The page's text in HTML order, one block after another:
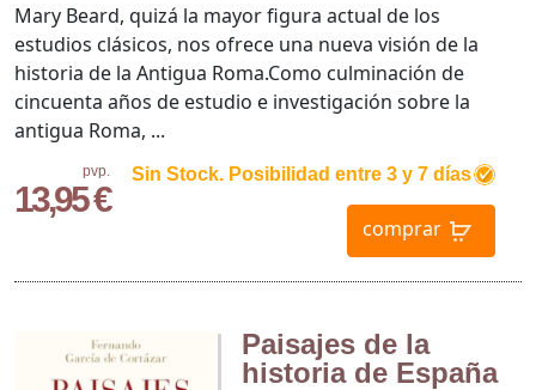
pvp.
13,95 €
Sin Stock. Posibilidad entre 3 y 7 días
comprar
Mary Beard, quizá la mayor figura actual de los
estudios clásicos, nos ofrece una nueva visión de la
historia de la Antigua Roma.Como culminación de
cincuenta años de estudio e investigación sobre la
antigua Roma, ...
Paisajes de la
historia de España